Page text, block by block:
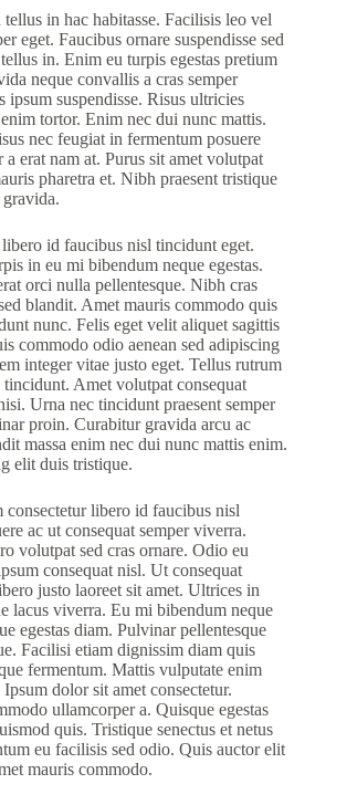
in hac habitasse. Facilisis leo vel
eget. Faucibus ornare suspendisse sed
in. Enim eu turpis egestas pretium
neque convallis a cras semper
ipsum suspendisse. Risus ultricies
tortor. Enim nec dui nunc mattis.
nec feugiat in fermentum posuere
a erat nam at. Purus sit amet volutpat
pharetra et. Nibh praesent tristique
id faucibus nisl tincidunt eget.
in eu mi bibendum neque egestas.
orci nulla pellentesque. Nibh cras
blandit. Amet mauris commodo quis
nunc. Felis eget velit aliquet sagittis
commodo odio aenean sed adipiscing
integer vitae justo eget. Tellus rutrum
tincidunt. Amet volutpat consequat
Urna nec tincidunt praesent semper
proin. Curabitur gravida arcu ac
massa enim nec dui nunc mattis enim.
elit duis tristique.
consectetur libero id faucibus nisl
ac ut consequat semper viverra.
volutpat sed cras ornare. Odio eu
consequat nisl. Ut consequat
justo laoreet sit amet. Ultrices in
lacus viverra. Eu mi bibendum neque
egestas diam. Pulvinar pellentesque
Facilisi etiam dignissim diam quis
fermentum. Mattis vulputate enim
dolor sit amet consectetur.
ullamcorper a. Quisque egestas
quis. Tristique senectus et netus
eu facilisis sed odio. Quis auctor elit
mauris commodo.